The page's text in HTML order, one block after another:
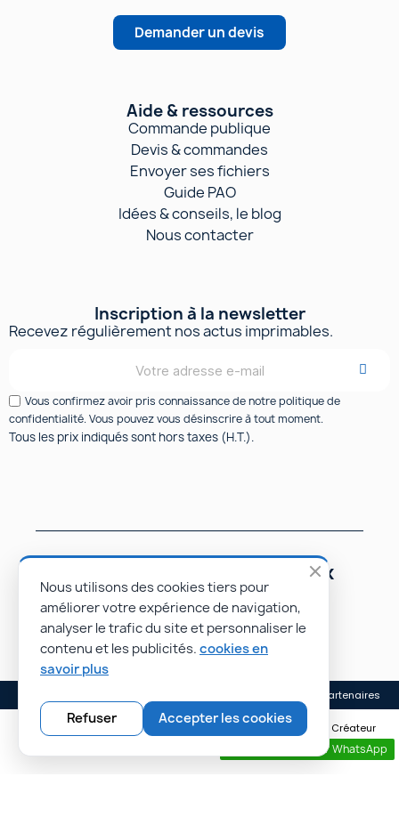
Demander un devis
Aide & ressources
Commande publique
Devis & commandes
Envoyer ses fichiers
Guide PAO
Idées & conseils, le blog
Nous contacter
Inscription à la newsletter
Recevez régulièrement nos actus imprimables.
Vous confirmez avoir pris connaissance de notre politique de
confidentialité. Vous pouvez vous désinscrire à tout moment.
Tous les prix indiqués sont hors taxes (H.T.).
Suivez-nous sur les réseaux
sociaux
Nos partenaires
© Rapidoprinting.fr 2026 | Site réalisé par Monsieur PIERROT • Créateur
de sites e-commerce • Rayonnez plus loin avec nos sites web.
Contactez nous par WhatsApp
Nous utilisons des cookies tiers pour
améliorer votre expérience de navigation,
analyser le trafic du site et personnaliser le
contenu et les publicités. cookies en
savoir plus
Accepter les cookies
Refuser